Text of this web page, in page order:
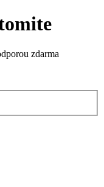
zdarma